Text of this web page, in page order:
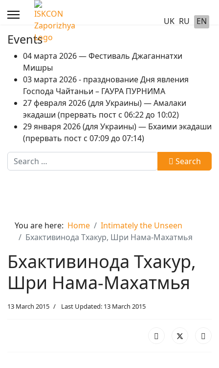
UK RU EN
Events
04 марта 2026 — Фестиваль Джаганнатхи
Мишры
03 марта 2026 - празднование Дня явления
Господа Чайтаньи – ГАУРА ПУРНИМА
27 февраля 2026 (для Украины) — Амалаки
экадаши (прервать пост с 06:22 до 10:02)
29 января 2026 (для Украины) — Бхаими экадаши
(прервать пост с 07:09 до 07:14)
Search
Search
You are here: Home
Intimately the Unseen
Бхактивинода Тхакур, Шри Нама-Махатмья
Бхактивинода Тхакур,
Шри Нама-Махатмья
13 March 2015 Last Updated: 13 March 2015